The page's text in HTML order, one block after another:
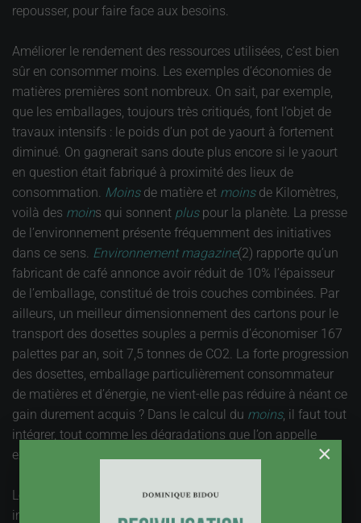
repousser, pour faire face aux besoins.
Améliorer le rendement des ressources utilisées, c’est bien
sûr en consommer moins. Les exemples d’économies de
matières premières sont nombreux. On sait, par exemple,
que les emballages, toujours très critiqués, font l’objet de
travaux intensifs : le poids d’un pot de yaourt à fortement
diminué. On gagnerait sans doute plus encore si le yaourt
en question était fabriqué à proximité des lieux de
consommation. Moinsde matière et moinsde Kilomètres,
voilà des moins qui sonnent pluspour la planète. La presse
de l’environnement présente fréquemment des initiatives
dans ce sens. Environnement magazine(2) rapporte qu’un
fabricant de café annonce avoir réduit de 10% l’épaisseur
de l’emballage, constitué de trois couches combinées. Par
ailleurs, un meilleur dimensionnement des cartons pour le
transport des dosettes souples a permis d’économiser 167
palettes par an, soit 7,5 tonnes de CO2. La forte progression
des dosettes, emballage particulièrement consommateur
de matières et d’énergie, ne vient-elle pas réduire à néant ce
gain durement acquis ? Dans le calcul du moins, il faut tout
intégrer, tout comme les dégradations que l’on appelle
externes devraient l’être dans le calcul du plus.
Le même magazine présente une autre piste, bien
intéressante. Il s’agit d’économies d’électricité, et de
×